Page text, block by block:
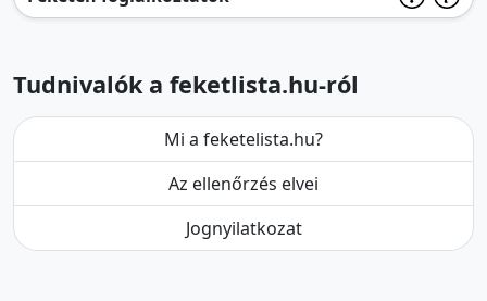
Tudnivalók a feketlista.hu-ról
Mi a feketelista.hu?
Az ellenőrzés elvei
Jognyilatkozat